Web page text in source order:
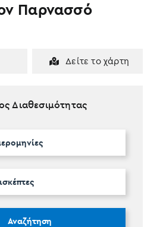
Δείτε το χάρτη
Παρνασσό
Διαθεσιμότητας
Αναζήτηση